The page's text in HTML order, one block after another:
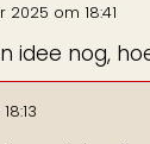
2025 om 18:41
nog,
18:13